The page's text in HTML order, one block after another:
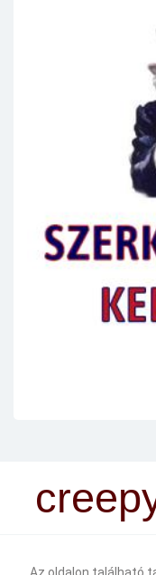
Az oldalon található